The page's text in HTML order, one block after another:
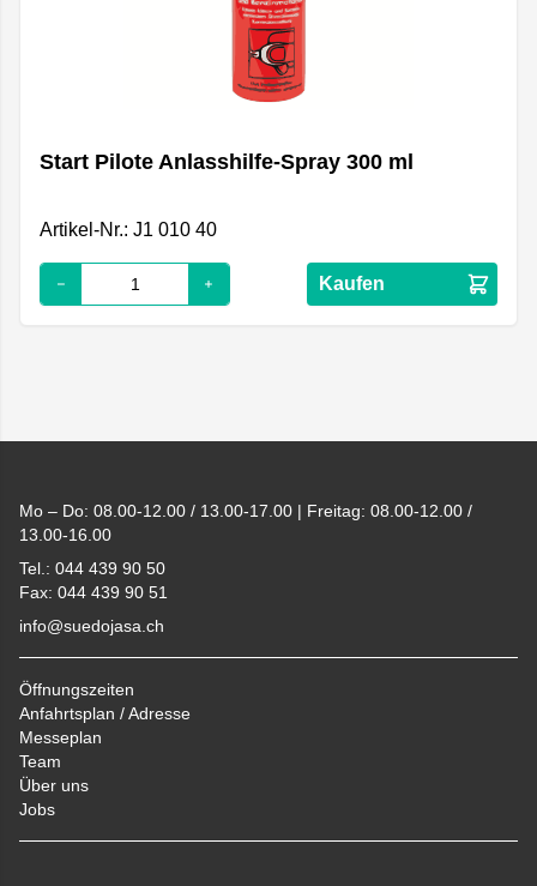
Start Pilote Anlasshilfe-Spray 300 ml
Artikel-Nr.: J1 010 40
Kaufen
Mo – Do: 08.00-12.00 / 13.00-17.00 | Freitag: 08.00-12.00 /
13.00-16.00
Tel.: 044 439 90 50
Fax: 044 439 90 51
info@suedojasa.ch
Öffnungszeiten
Anfahrtsplan / Adresse
Messeplan
Team
Über uns
Jobs